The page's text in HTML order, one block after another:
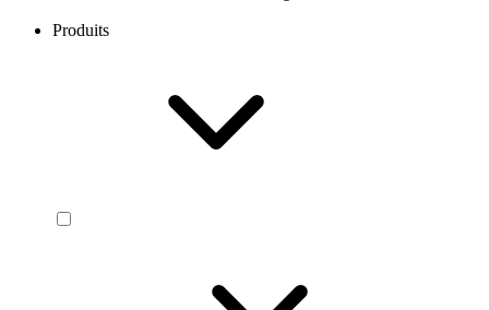
Produits